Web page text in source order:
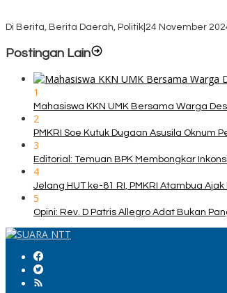
Di Berita, Berita Daerah, Politik 24 November
Postingan Lain
1
Mahasiswa KKN UMK Bersama Warga
2
PMKRI Soe Kutuk Dugaan Asusila Oknum
3
Editorial: Temuan BPK Membongkar
4
Jelang HUT ke-81 RI, PMKRI Atambua
5
Opini: Rev. D Patris Allegro Adat Bukan